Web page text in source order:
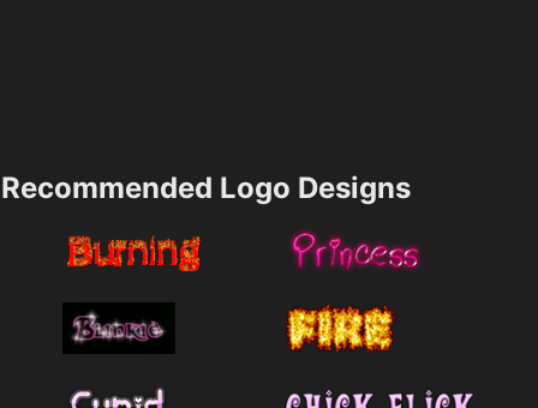
Recommended Logo Designs